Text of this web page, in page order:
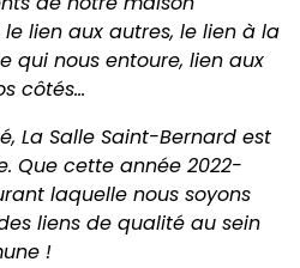
lien aux autres, le lien à la
qui nous entoure, lien aux
côtés…
La Salle Saint-Bernard est
Que cette année 2022-
laquelle nous soyons
liens de qualité au sein
!